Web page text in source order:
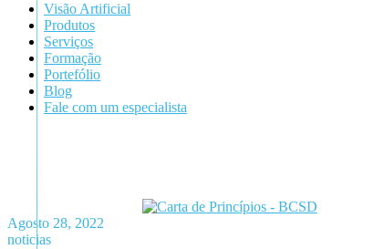
Visão Artificial
Produtos
Serviços
Formação
Portefólio
Blog
Fale com um especialista
Agosto 28, 2022
noticias